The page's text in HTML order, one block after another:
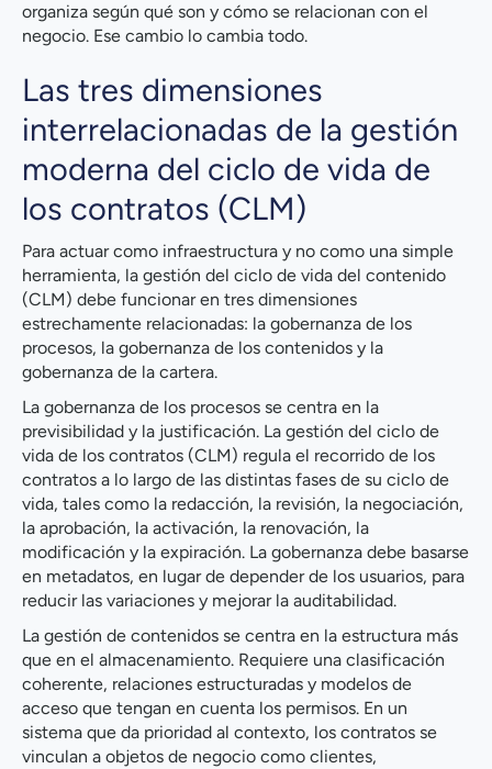
organiza según qué son y cómo se relacionan con el
negocio. Ese cambio lo cambia todo.
Las tres dimensiones
interrelacionadas de la gestión
moderna del ciclo de vida de
los contratos (CLM)
Para actuar como infraestructura y no como una simple
herramienta, la gestión del ciclo de vida del contenido
(CLM) debe funcionar en tres dimensiones
estrechamente relacionadas: la gobernanza de los
procesos, la gobernanza de los contenidos y la
gobernanza de la cartera.
La gobernanza de los procesos se centra en la
previsibilidad y la justificación. La gestión del ciclo de
vida de los contratos (CLM) regula el recorrido de los
contratos a lo largo de las distintas fases de su ciclo de
vida, tales como la redacción, la revisión, la negociación,
la aprobación, la activación, la renovación, la
modificación y la expiración. La gobernanza debe basarse
en metadatos, en lugar de depender de los usuarios, para
reducir las variaciones y mejorar la auditabilidad.
La gestión de contenidos se centra en la estructura más
que en el almacenamiento. Requiere una clasificación
coherente, relaciones estructuradas y modelos de
acceso que tengan en cuenta los permisos. En un
sistema que da prioridad al contexto, los contratos se
vinculan a objetos de negocio como clientes,